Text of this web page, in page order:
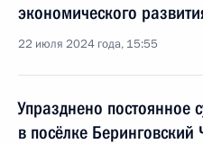
экономического
22 июля 2024 года, 15:55
Упразднено постоянное
в посёлке Беринговский